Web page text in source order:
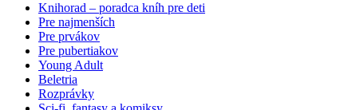
Knihorad – poradca kníh pre deti
Pre najmenších
Pre prvákov
Pre pubertiakov
Young Adult
Beletria
Rozprávky